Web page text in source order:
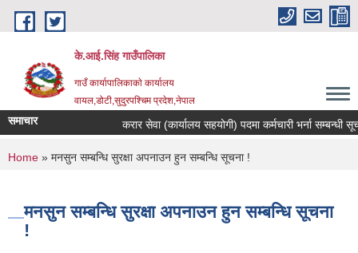
Skip to main content
के.आई.सिंह गाउँपालिका
गाउँ कार्यापालिकाकाे कार्यालय
वायल,डोटी,सुदुरपश्चिम प्रदेश,नेपाल
समाचार करार सेवा (कार्यालय सहयोगी) पदमा कर्मचारी भर्ना सम्बन्धी
You are here
Home » मनसुन सम्बन्धि सुरक्षा अपनाउन हुन सम्बन्धि सूचना !
मनसुन सम्बन्धि सुरक्षा अपनाउन हुन सम्बन्धि सूचना
!